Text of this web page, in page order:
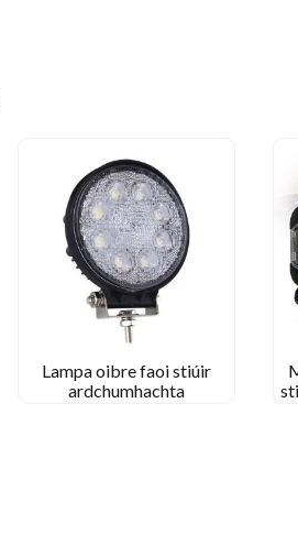
Lampa oibre faoi stiúir
ardchumhachta